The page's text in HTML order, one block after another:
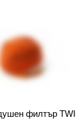
филтър